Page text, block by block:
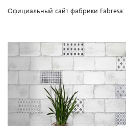
Официальный сайт фабрики Fabresa: